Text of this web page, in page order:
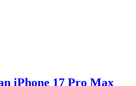
iPhone 17 Pro Max